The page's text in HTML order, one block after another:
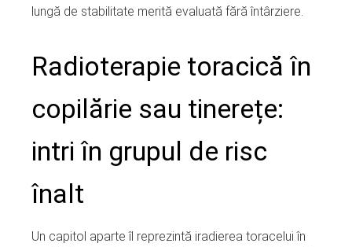
lungă de stabilitate merită evaluată fără întârziere.
Radioterapie toracică în
copilărie sau tinerețe:
intri în grupul de risc
înalt
Un capitol aparte îl reprezintă iradierea toracelui în